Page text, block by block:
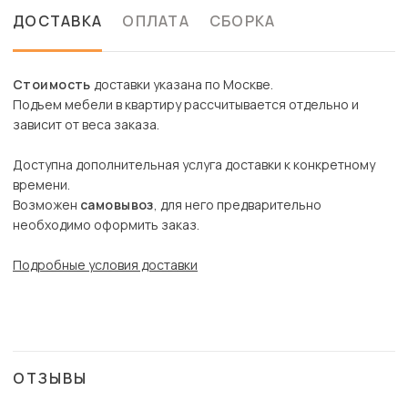
ДОСТАВКА ОПЛАТА СБОРКА
Стоимость доставки указана по Москве.
Подъем мебели в квартиру рассчитывается отдельно и
зависит от веса заказа.
Доступна дополнительная услуга доставки к конкретному
времени.
Возможен самовывоз, для него предварительно
необходимо оформить заказ.
Подробные условия доставки
ОТЗЫВЫ